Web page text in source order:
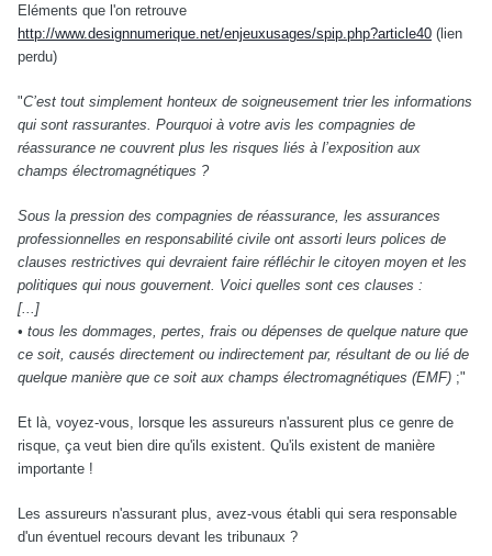
Eléments que l'on retrouve
http://www.designnumerique.net/enjeuxusages/spip.php?article40 (lien
perdu)
"C’est tout simplement honteux de soigneusement trier les informations
qui sont rassurantes. Pourquoi à votre avis les compagnies de
réassurance ne couvrent plus les risques liés à l’exposition aux
champs électromagnétiques ?
Sous la pression des compagnies de réassurance, les assurances
professionnelles en responsabilité civile ont assorti leurs polices de
clauses restrictives qui devraient faire réfléchir le citoyen moyen et les
politiques qui nous gouvernent. Voici quelles sont ces clauses :
[...]
• tous les dommages, pertes, frais ou dépenses de quelque nature que
ce soit, causés directement ou indirectement par, résultant de ou lié de
quelque manière que ce soit aux champs électromagnétiques (EMF) ;"
Et là, voyez-vous, lorsque les assureurs n'assurent plus ce genre de
risque, ça veut bien dire qu'ils existent. Qu'ils existent de manière
importante !
Les assureurs n'assurant plus, avez-vous établi qui sera responsable
d'un éventuel recours devant les tribunaux ?